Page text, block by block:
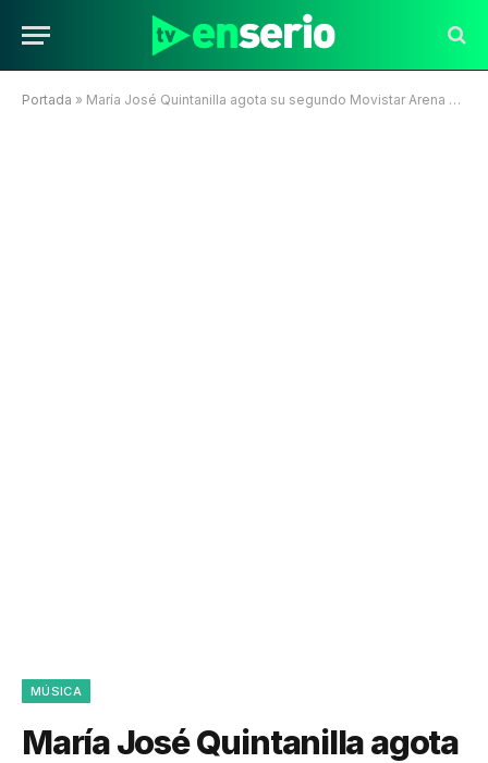
Portada » María José Quintanilla agota su segundo Movistar Arena en tiempo récord y consolida hito histórico
MÚSICA
María José Quintanilla agota